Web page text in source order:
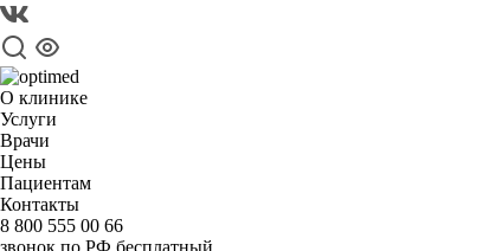
О клинике
Услуги
Врачи
Цены
Пациентам
Контакты
8 800 555 00 66
звонок по РФ бесплатный